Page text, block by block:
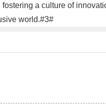
a culture of
world.#3#